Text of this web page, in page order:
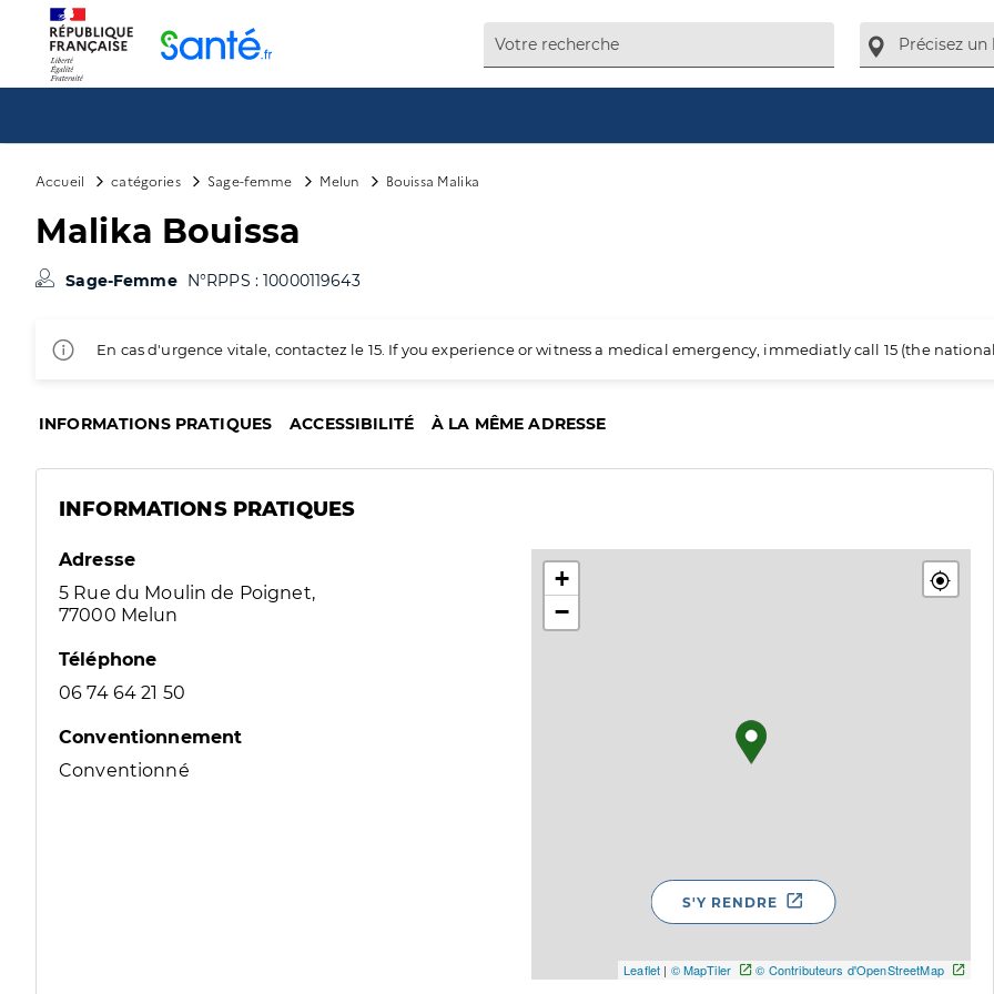
Accueil catégories Sage-femme Melun Bouissa Malika
Malika Bouissa
Sage-Femme N°RPPS : 10000119643
En cas d'urgence vitale, contactez le 15. If you experience or witness a medical emergency, immediatly call 15 (the
INFORMATIONS PRATIQUES ACCESSIBILITÉ À LA MÊME ADRESSE
INFORMATIONS PRATIQUES
Adresse
5 Rue du Moulin de Poignet,
77000 Melun
Téléphone
06 74 64 21 50
Conventionnement
Conventionné
+
−
Leaflet | © MapTiler © Contributeurs d'OpenStreetMap
S'Y RENDRE
Panneau de gestion des cookies